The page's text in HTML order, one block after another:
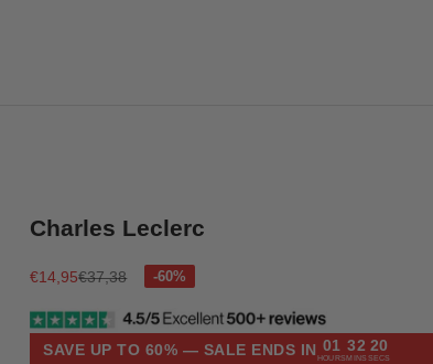
Charles Leclerc
Precio de oferta
€14,95Precio normal
€37,38
SAVE UP TO 60% — SALE ENDS IN 01
HOURS
32
MINS
19
SECS